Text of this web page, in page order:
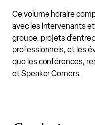
Ce volume horaire
avec les intervenants
groupe, projets
professionnels, et les
que les conférences,
et Speaker Corners.